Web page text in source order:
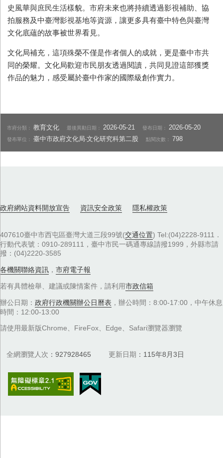
史風華與庶民生活樣貌。市府未來也將持續透過影視補助、協
拍服務及中臺灣影視基地等資源，讓更多具有臺中特色與臺灣
文化底蘊的故事被世界看見。
文化局補充，這項殊榮不僅是作者個人的成就，更是臺中市共
同的榮耀。文化局歡迎市民朋友透過閱讀，共同見證這部獲獎
作品的魅力，感受屬於臺中作家的國際級創作實力。
市府分類：教育文化 最後異動日期： 2026-05-21 發布日期： 2026-05-20
發布單位：臺中市政府文化局‧文化研究科第二股 點閱次數： 798
政府網站資料開放宣告 資訊安全政策 隱私權政策
407610臺中市西屯區臺灣大道三段99號(交通位置) Tel:(04)2228-9111．
行動代表號：0910-289111，臺中市民一碼通專線請撥1999，外縣市請
撥：(04)2220-3585
各機關聯絡資訊 ， 市府電子報
若有具體檢舉、建議或陳情案件，請利用市政信箱
辦公日期： 政府行政機關辦公日曆表 ，辦公時間：8:00-17:00，中午休息
時間：12:00-13:00
請使用最新版Chrome、FireFox、Edge、Safari瀏覽器瀏覽
全網瀏覽人次 927928465 更新日期 115年8月3日